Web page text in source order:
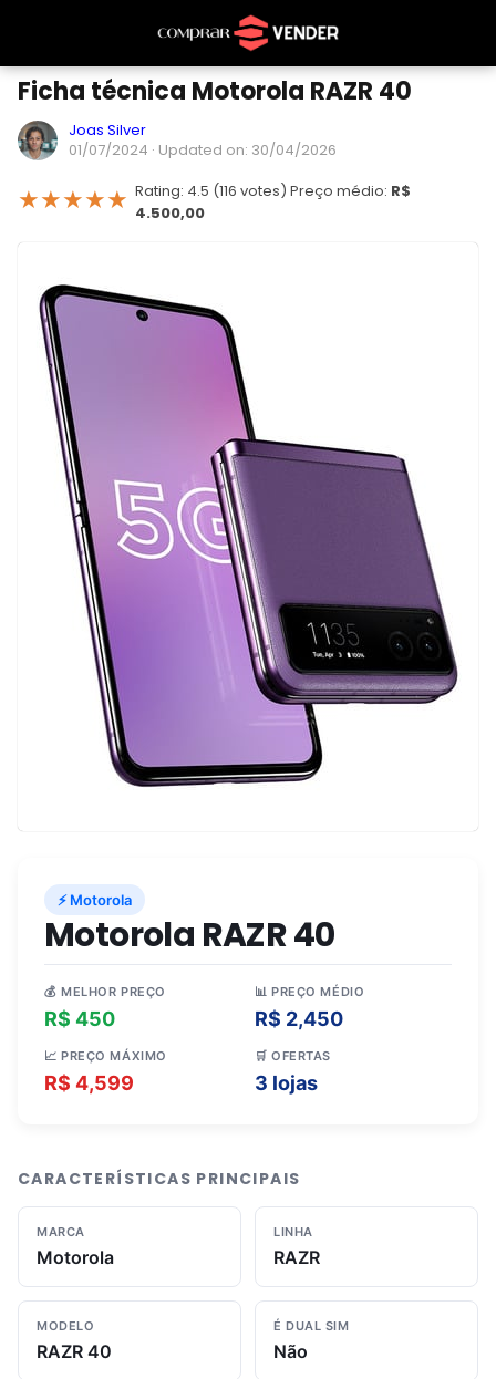
Ficha técnica Motorola RAZR 40
Joas Silver
01/07/2024 · Updated on: 30/04/2026
★★★★★ Rating: 4.5 (116 votes) Preço médio: R$
4.500,00
⚡ Motorola
Motorola RAZR 40
💰 MELHOR PREÇO
R$ 450
📊 PREÇO MÉDIO
R$ 2,450
📈 PREÇO MÁXIMO
R$ 4,599
🛒 OFERTAS
3 lojas
CARACTERÍSTICAS PRINCIPAIS
MARCA
Motorola
LINHA
RAZR
MODELO
RAZR 40
É DUAL SIM
Não